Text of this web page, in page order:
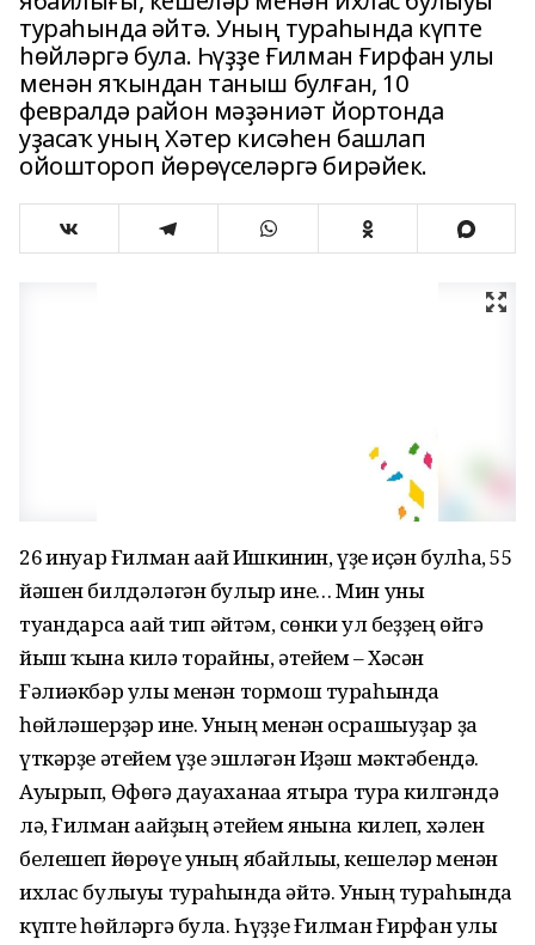
тураһында әйтә. Уның тураһында күпте
һөйләргә була. Һүҙҙе Ғилман Ғирфан улы
менән яҡындан таныш булған, 10
февралдә район мәҙәниәт йортонда
уҙасаҡ уның Хәтер кисәһен башлап
ойоштороп йөрөүселәргә бирәйек.
26 ғинуар Ғилман ағай Ишкинин, үҙе иҫән булһа, 55
йәшен билдәләгән булыр ине… Мин уны
туғандарса ағай тип әйтәм, сөнки ул беҙҙең өйгә
йыш ҡына килә торғайны, әтейем – Хәсән
Ғәлиәкбәр улы менән тормош тураһында
һөйләшерҙәр ине. Уның менән осрашыуҙар ҙа
үткәрҙе әтейем үҙе эшләгән Иҙәш мәктәбендә.
Ауырып, Өфөгә дауаханаға ятырға тура килгәндә
лә, Ғилман ағайҙың әтейем янына килеп, хәлен
белешеп йөрөүе уның ябайлығы, кешеләр менән
ихлас булыуы тураһында әйтә. Уның тураһында
күпте һөйләргә була. Һүҙҙе Ғилман Ғирфан улы